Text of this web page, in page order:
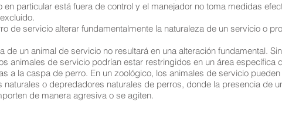
particular está fuera de control y el manejador no toma medidas
de servicio alterar fundamentalmente la naturaleza de un servicio o
de un animal de servicio no resultará en una alteración fundamental.
animales de servicio podrían estar restringidos en un área específica
a la caspa de perro. En un zoológico, los animales de servicio
o depredadores naturales de perros, donde la presencia de
de manera agresiva o se agiten.